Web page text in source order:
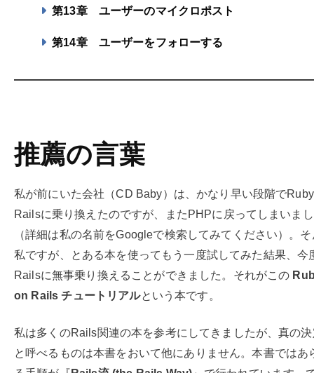
第13章 ユーザーのマイクロポスト
第14章 ユーザーをフォローする
推薦の言葉
私が前にいた会社（CD Baby）は、かなり早い段階で
Railsに乗り換えたのですが、またPHPに戻ってしまいま
（詳細は私の名前をGoogleで検索してみてください）。
私ですが、とある本を使ってもう一度試してみた結果、今
Railsに無事乗り換えることができました。それがこの
on Rails チュートリアルという本です。
私は多くのRails関連の本を参考にしてきましたが、真の
と呼べるものは本書をおいて他にありません。本書ではあ